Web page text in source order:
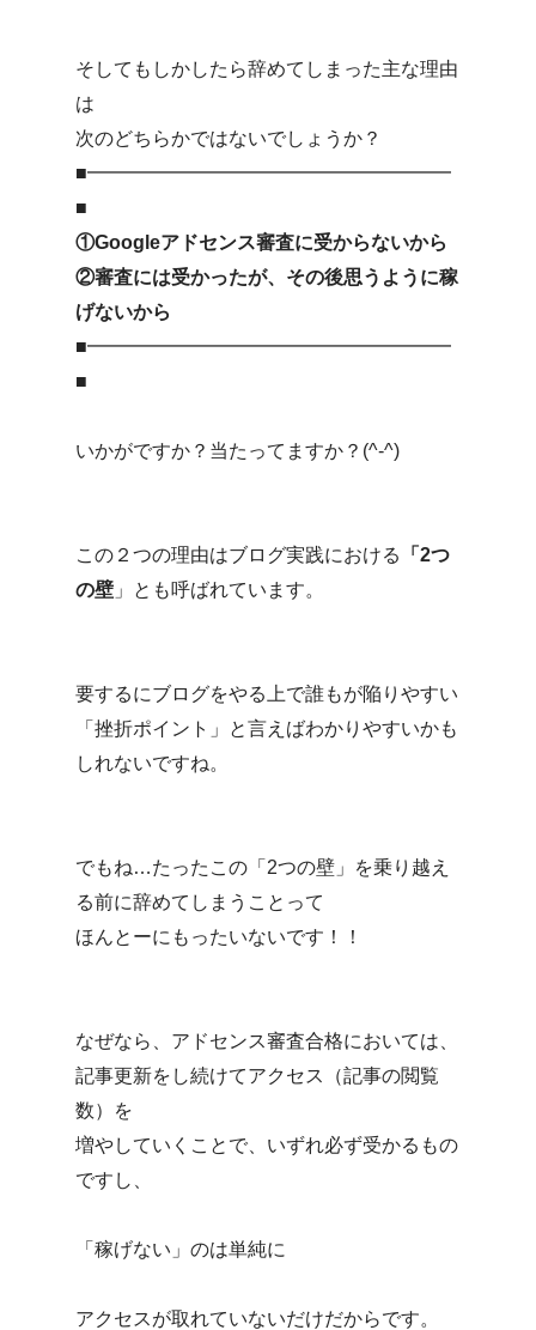
そしてもしかしたら辞めてしまった主な理由
は
次のどちらかではないでしょうか？
■━━━━━━━━━━━━━━━━━━━
■
①Googleアドセンス審査に受からないから
②審査には受かったが、その後思うように稼
げないから
■━━━━━━━━━━━━━━━━━━━
■
いかがですか？当たってますか？(^-^)
この２つの理由はブログ実践における
「2つ
の壁 」とも呼ばれています。
要するにブログをやる上で誰もが陥りやすい
「挫折ポイント」と言えばわかりやすいかも
しれないですね。
でもね…たったこの「2つの壁」を乗り越え
る前に辞めてしまうことって
ほんとーにもったいないです！！
なぜなら、アドセンス審査合格においては、
記事更新をし続けてアクセス（記事の閲覧
数）を
増やしていくことで、いずれ必ず受かるもの
ですし、
「稼げない」のは単純に
アクセスが取れていないだけだからです。